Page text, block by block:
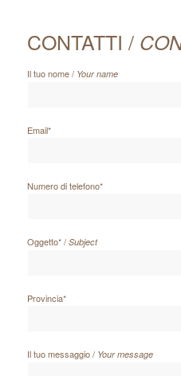
CONTATTI /
Il tuo nome / Your name
Email*
Numero di telefono*
Oggetto* / Subject
Provincia*
Il tuo messaggio / Your message